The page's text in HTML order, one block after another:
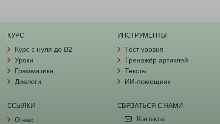
КУРС
Курс с нуля до B2
Уроки
Грамматика
Диалоги
ИНСТРУМЕНТЫ
Тест уровня
Тренажёр артиклей
Тексты
ИИ-помощник
ССЫЛКИ
О нас
СВЯЗАТЬСЯ С НАМИ
Контакты